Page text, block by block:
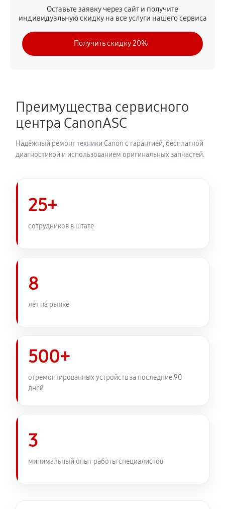
Замена печатной головки
5520 руб 60 минут
Замена каретки плоттера Canon imagePROGRAF
Замена трубок плоттера Canon imagePROGRAF
IPF680
Оставьте заявку через сайт и получите
индивидуальную скидку на все услуги нашего сервиса
Получить скидку 20%
Преимущества сервисного
центра CanonASC
Надёжный ремонт техники Canon с гарантией, бесплатной
диагностикой и использованием оригинальных запчастей.
25+
сотрудников в штате
8
лет на рынке
500+
отремонтированных устройств за последние 90
дней
3
минимальный опыт работы специалистов